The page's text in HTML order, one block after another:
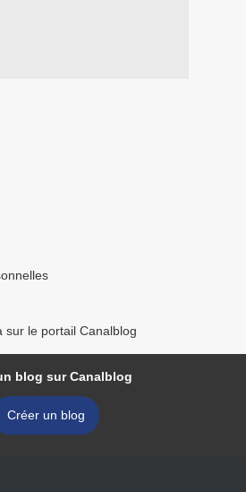
sur le portail Canalblog
blog sur Canalblog
Créer un blog